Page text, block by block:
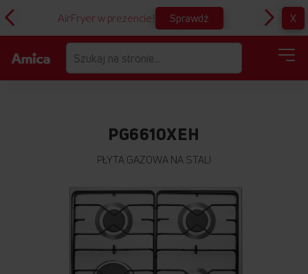
AirFryer w prezencie! Sprawdź X
PG6610XEH
PŁYTA GAZOWA NA STALI